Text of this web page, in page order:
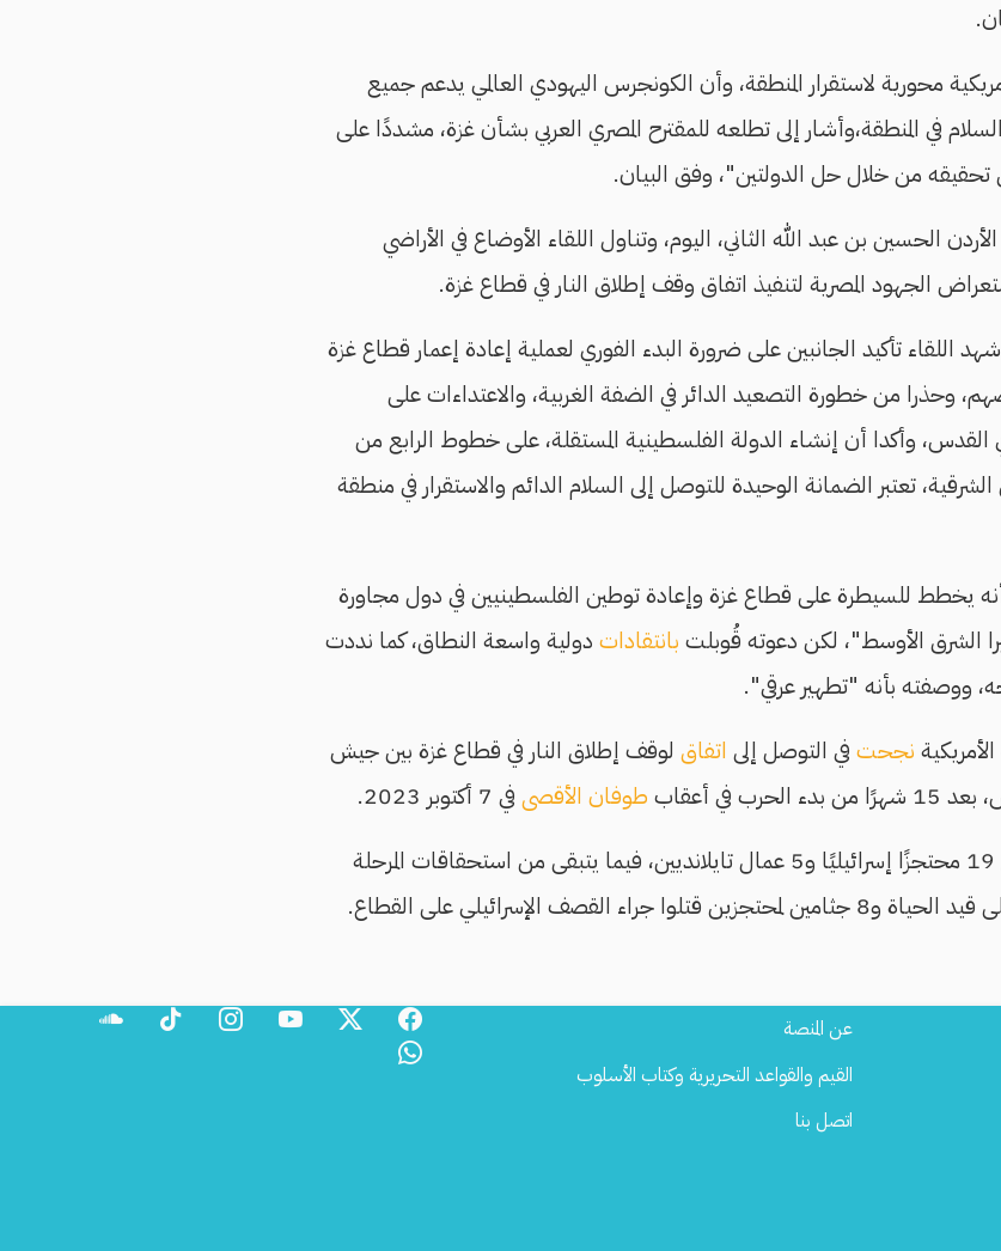
محورية لاستقرار المنطقة، وأن الكونجرس اليهودي العالمي يدعم جميع
في المنطقة، وأشار إلى تطلعه للمقترح المصري العربي بشأن غزة، مشددًا على
تحقيقه من خلال حل الدولتين"، وفق البيان.
الحسين بن عبد الله الثاني، اليوم، وتناول اللقاء الأوضاع في الأراضي
الجهود المصرية لتنفيذ اتفاق وقف إطلاق النار في قطاع غزة.
اللقاء تأكيد الجانبين على ضرورة البدء الفوري لعملية إعادة إعمار قطاع غزة
وحذرا من خطورة التصعيد الدائر في الضفة الغربية، والاعتداءات على
القدس، وأكدا أن إنشاء الدولة الفلسطينية المستقلة، على خطوط الرابع من
الشرقية، تعتبر الضمانة الوحيدة للتوصل إلى السلام الدائم والاستقرار في منطقة
يخطط للسيطرة على قطاع غزة وإعادة توطين الفلسطينيين في دول مجاورة
الشرق الأوسط"، لكن دعوته قُوبلت بانتقاداتدولية واسعة النطاق، كما نددت
ووصفته بأنه "تطهير عرقي".
نجحتفي التوصل إلى اتفاقلوقف إطلاق النار في قطاع غزة بين جيش
في أعقاب
طوفان الأقصىفي 7 أكتوبر 2023.
حماس حتى الآن سراح 19 محتجزًا إسرائيليًا و5 عمال تايلانديين، فيما يتبقى من استحقاقات المرحلة
Footer
Menu
عن المنصة
القيم والقواعد التحريرية وكتاب الأسلوب
اتصل بنا